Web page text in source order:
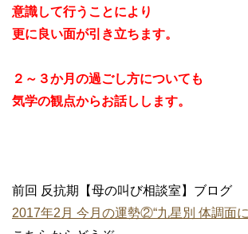
意識して行うことにより
更に良い面が引き立ちます。
２～３か月の過ごし方についても
気学の観点からお話しします。
前回 反抗期【母の叫び相談室】ブログ
2017年2月 今月の運勢②“九星別 体調面